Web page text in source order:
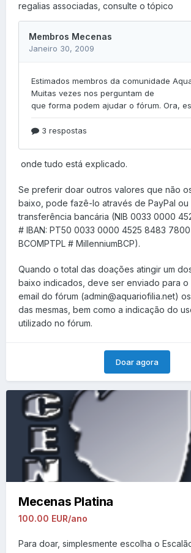
regalias associadas, consulte o tópico
onde tudo está explicado.
Se preferir doar outros valores que não
baixo, pode fazê-lo através de PayPal ou
transferência bancária (NIB 0033 0000
# IBAN: PT50 0033 0000 4525 8483 7800
BCOMPTPL # MillenniumBCP).
Quando o total das doações atingir um
baixo indicados, deve ser enviado para
email do fórum (admin@aquariofilia.net)
das mesmas, bem como a indicação do
utilizado no fórum.
Doar agora
Mecenas Platina
100.00 EUR/ano
Para doar, simplesmente escolha o